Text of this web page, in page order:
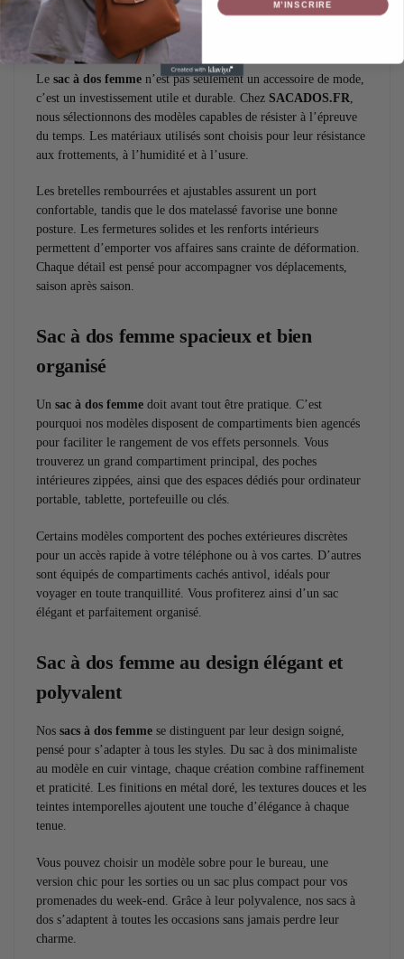
Un sac à dos femme conçu pour durer
Le sac à dos femme n’est pas seulement un accessoire de mode,
c’est un investissement utile et durable. Chez SACADOS.FR
nous sélectionnons des modèles capables de résister à l’épreuve
du temps. Les matériaux utilisés sont choisis pour leur résistance
aux frottements, à l’humidité et à l’usure.
Les bretelles rembourrées et ajustables assurent un port
confortable, tandis que le dos matelassé favorise une bonne
posture. Les fermetures solides et les renforts intérieurs
permettent d’emporter vos affaires sans crainte de déformation.
Chaque détail est pensé pour accompagner vos déplacements,
saison après saison.
Sac à dos femme spacieux et bien
organisé
Un sac à dos femme doit avant tout être pratique. C’est
pourquoi nos modèles disposent de compartiments bien agencés
pour faciliter le rangement de vos effets personnels. Vous
trouverez un grand compartiment principal, des poches
intérieures zippées, ainsi que des espaces dédiés pour ordinateur
portable, tablette, portefeuille ou clés.
Certains modèles comportent des poches extérieures discrètes
pour un accès rapide à votre téléphone ou à vos cartes. D’autres
sont équipés de compartiments cachés antivol, idéals pour
voyager en toute tranquillité. Vous profiterez ainsi d’un sac
élégant et parfaitement organisé.
Sac à dos femme au design élégant et
polyvalent
Nos sacs à dos femme se distinguent par leur design soigné,
pensé pour s’adapter à tous les styles. Du sac à dos minimaliste
au modèle en cuir vintage, chaque création combine raffinement
et praticité. Les finitions en métal doré, les textures douces et les
teintes intemporelles ajoutent une touche d’élégance à chaque
tenue.
Vous pouvez choisir un modèle sobre pour le bureau, une
version chic pour les sorties ou un sac plus compact pour vos
promenades du week-end. Grâce à leur polyvalence, nos sacs à
dos s’adaptent à toutes les occasions sans jamais perdre leur
charme.
M’INSCRIRE